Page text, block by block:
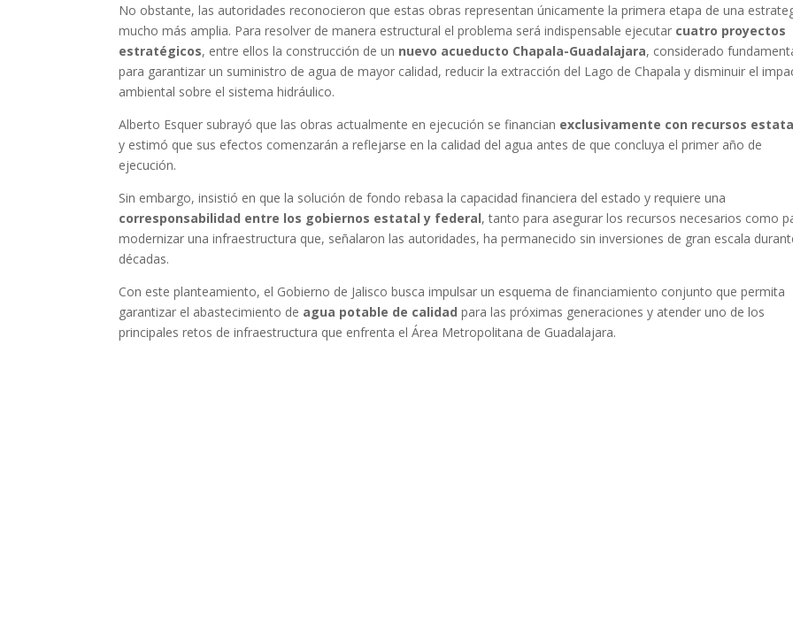
No obstante, las autoridades reconocieron que estas obras representan únicamente la primera etapa de una
mucho más amplia. Para resolver de manera estructural el problema será indispensable ejecutar cuatro proyectos
estratégicos, entre ellos la construcción de un nuevo acueducto Chapala-Guadalajara, considerado
para garantizar un suministro de agua de mayor calidad, reducir la extracción del Lago de Chapala y disminuir el
ambiental sobre el sistema hidráulico.
Alberto Esquer subrayó que las obras actualmente en ejecución se financian exclusivamente con recursos
y estimó que sus efectos comenzarán a reflejarse en la calidad del agua antes de que concluya el primer año de
ejecución.
Sin embargo, insistió en que la solución de fondo rebasa la capacidad financiera del estado y requiere una
corresponsabilidad entre los gobiernos estatal y federal, tanto para asegurar los recursos necesarios como
modernizar una infraestructura que, señalaron las autoridades, ha permanecido sin inversiones de gran escala
décadas.
Con este planteamiento, el Gobierno de Jalisco busca impulsar un esquema de financiamiento conjunto que permita
garantizar el abastecimiento de agua potable de calidad para las próximas generaciones y atender uno de los
principales retos de infraestructura que enfrenta el Área Metropolitana de Guadalajara.